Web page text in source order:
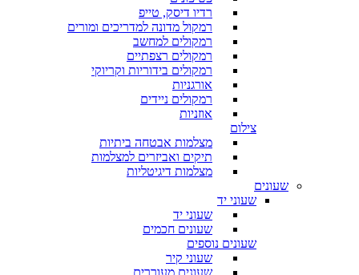
רדיו דיסק, טייפ
רמקול מדונה למדריכים ומורים
רמקולים למחשב
רמקולים רצפתיים
רמקולים בידוריות וקריוקי
אורגניות
רמקולים ניידים
אוזניות
צילום
מצלמות אבטחה ביתיות
תיקים ואביזרים למצלמות
מצלמות דיגיטליות
שעונים
שעוני יד
שעוני יד
שעונים חכמים
שעונים נוספים
שעוני קיר
שעונים מעוררים